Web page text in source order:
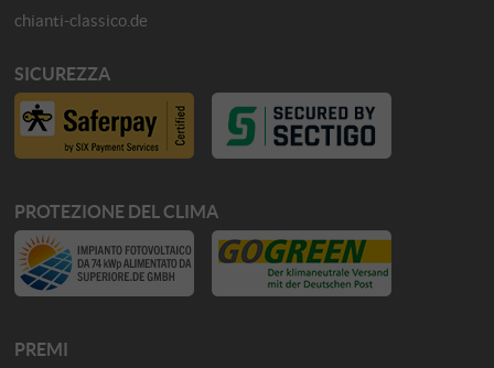
chianti-classico.de
SICUREZZA
PROTEZIONE DEL CLIMA
PREMI